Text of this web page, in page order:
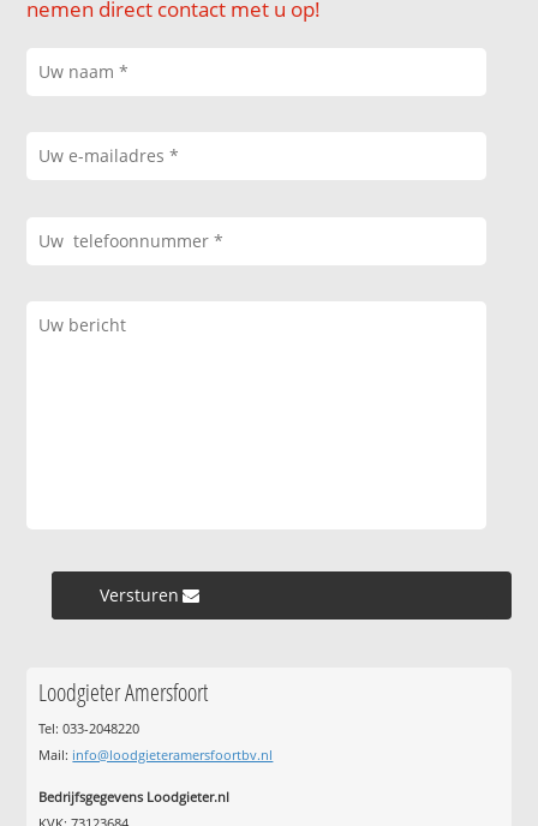
nemen direct contact met u op!
Versturen »
Loodgieter Amersfoort
Tel: 033-2048220
Mail: info@loodgieteramersfoortbv.nl
Bedrijfsgegevens Loodgieter.nl